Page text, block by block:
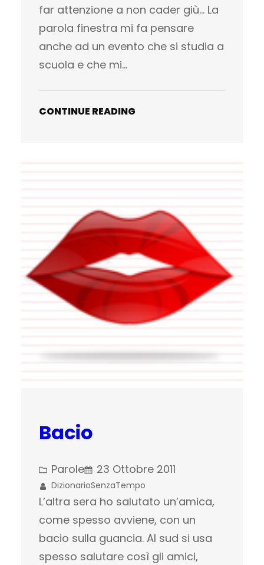
far attenzione a non cader giù… La
parola finestra mi fa pensare
anche ad un evento che si studia a
scuola e che mi…
CONTINUE READING
Bacio
Parole 23 Ottobre 2011
DizionarioSenzaTempo
L’altra sera ho salutato un’amica,
come spesso avviene, con un
bacio sulla guancia. Al sud si usa
spesso salutare così gli amici,